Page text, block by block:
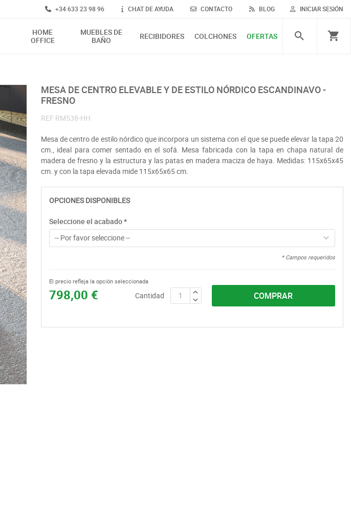
INICIAR SESIÓN
+34 633 23 98 96 CHAT DE AYUDA CONTACTO BLOG
HOME
OFFICE
MUEBLES DE
BAÑO
RECIBIDORES COLCHONES OFERTAS
MESA DE CENTRO ELEVABLE Y DE ESTILO NÓRDICO ESCANDINAVO -
FRESNO
REF RM538-HH
Mesa de centro de estilo nórdico que incorpora un sistema con el que se puede elevar la tapa 20
cm., ideal para comer sentado en el sofá. Mesa fabricada con la tapa en chapa natural de
madera de fresno y la estructura y las patas en madera maciza de haya. Medidas: 115x65x45
cm. y con la tapa elevada mide 115x65x65 cm.
OPCIONES DISPONIBLES
Seleccione el acabado*
-- Por favor seleccione --
* Campos requeridos
798,00 €
El precio refleja la opción seleccionada
Cantidad COMPRAR